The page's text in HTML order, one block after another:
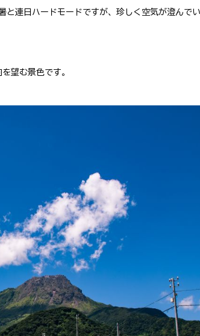
と連日ハードモードですが、珍しく空気が澄んで
望む景色です。